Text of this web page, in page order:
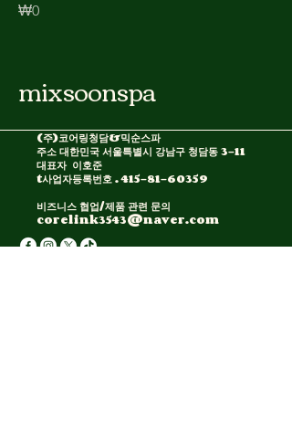
가격
₩0
mixsoonspa
(주)코어링청담&믹순스파
주소 대한민국 서울특별시 강남구 청담동 3-11
대표자 이호준​
t사업자등록번호 .415-81-60359
비즈니스 협업/제품 관련 문의
corelink3543@naver.com